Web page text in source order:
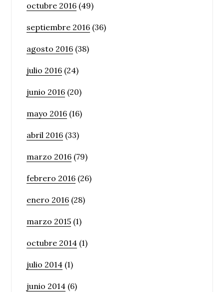
octubre 2016 (49)
septiembre 2016 (36)
agosto 2016 (38)
julio 2016 (24)
junio 2016 (20)
mayo 2016 (16)
abril 2016 (33)
marzo 2016 (79)
febrero 2016 (26)
enero 2016 (28)
marzo 2015 (1)
octubre 2014 (1)
julio 2014 (1)
junio 2014 (6)